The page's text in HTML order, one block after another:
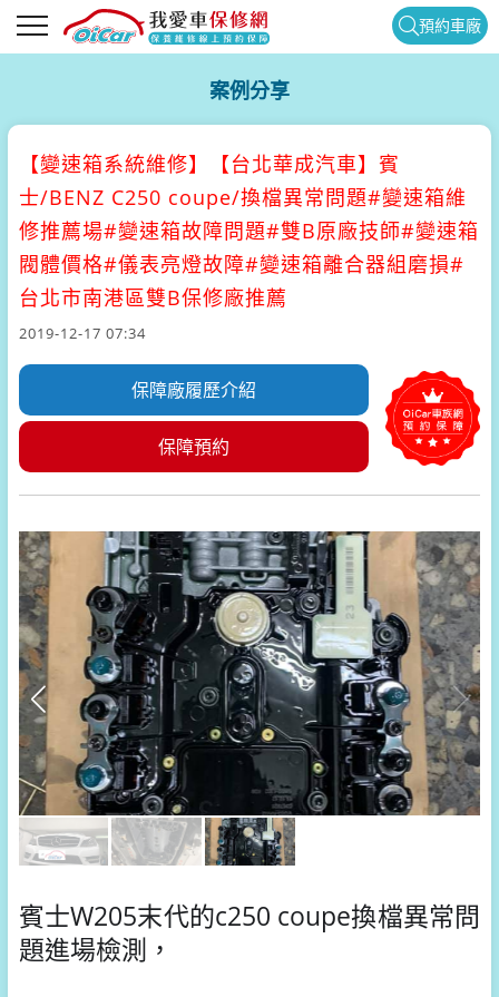
預約車廠
案例分享
【變速箱系統維修】
【台北華成汽車】賓
士/BENZ C250 coupe/換檔異常問題#變速箱維
修推薦場#變速箱故障問題#雙B原廠技師#變速箱
閥體價格#儀表亮燈故障#變速箱離合器組磨損#
台北市南港區雙B保修廠推薦
2019-12-17 07:34
保障廠履歷介紹
保障預約
賓士W205末代的c250 coupe換檔異常問
題進場檢測，